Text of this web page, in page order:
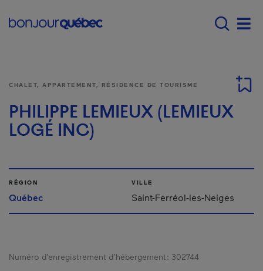
Main navigation -
CHALET, APPARTEMENT, RÉSIDENCE DE TOURISME
PHILIPPE LEMIEUX (LEMIEUX
LOGÉ INC)
RÉGION
Québec
VILLE
Saint-Ferréol-les-Neiges
Numéro d’enregistrement d’hébergement : 302744